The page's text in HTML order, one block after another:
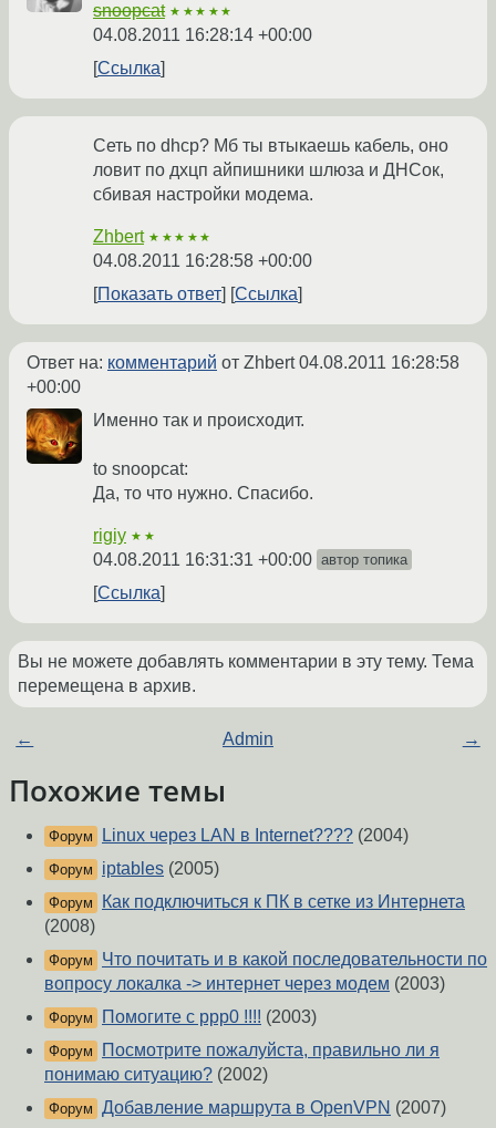
snoopcat ★★★★★
04.08.2011 16:28:14 +00:00
Ссылка
Сеть по dhcp? Мб ты втыкаешь кабель, оно
ловит по дхцп айпишники шлюза и ДНСок,
сбивая настройки модема.
Zhbert ★★★★★
04.08.2011 16:28:58 +00:00
Показать ответ
Ссылка
Ответ на: комментарий от Zhbert04.08.2011 16:28:58
+00:00
Именно так и происходит.
to snoopcat:
Да, то что нужно. Спасибо.
rigiy ★★
04.08.2011 16:31:31 +00:00 автор топика
Ссылка
Вы не можете добавлять комментарии в эту тему. Тема
перемещена в архив.
← Admin →
Похожие темы
Форум Linux через LAN в Internet???? (2004)
Форум iptables (2005)
Форум
Как подключиться к ПК в сетке из Интернета
(2008)
Форум
Что почитать и в какой последовательности по
вопросу локалка -> интернет через модем (2003)
Форум Помогите с ррр0 !!!! (2003)
Форум
Посмотрите пожалуйста, правильно ли я
понимаю ситуацию? (2002)
Форум Добавление маршрута в OpenVPN (2007)